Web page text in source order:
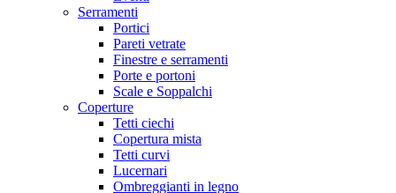
Serramenti
Portici
Pareti vetrate
Finestre e serramenti
Porte e portoni
Scale e Soppalchi
Coperture
Tetti ciechi
Copertura mista
Tetti curvi
Lucernari
Ombreggianti in legno